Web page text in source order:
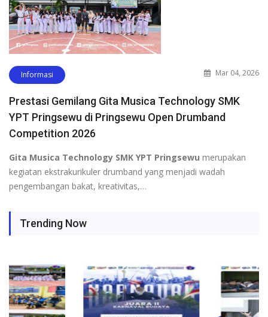
Informasi Mar 04, 2026
Prestasi Gemilang Gita Musica Technology SMK
YPT Pringsewu di Pringsewu Open Drumband
Competition 2026
Gita Musica Technology SMK YPT Pringsewu merupakan
kegiatan ekstrakurikuler drumband yang menjadi wadah
pengembangan bakat, kreativitas,…
Trending Now